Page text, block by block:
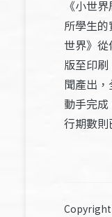
《小世
所學生
世界》
版至印
聞產出
動手完
行期數則